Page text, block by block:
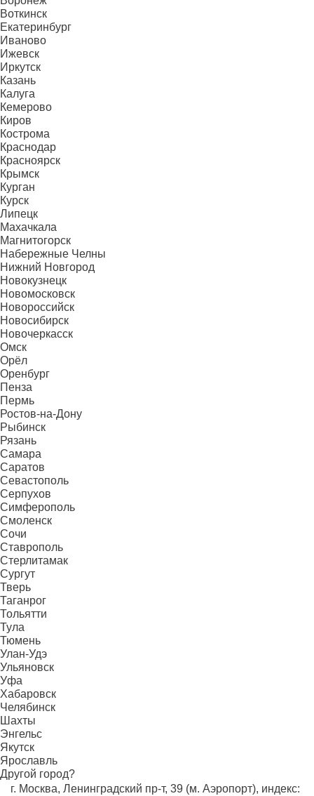
Воткинск
Екатеринбург
Иваново
Ижевск
Иркутск
Казань
Калуга
Кемерово
Киров
Кострома
Краснодар
Красноярск
Крымск
Курган
Курск
Липецк
Махачкала
Магнитогорск
Набережные Челны
Нижний Новгород
Новокузнецк
Новомосковск
Новороссийск
Новосибирск
Новочеркасск
Омск
Орёл
Оренбург
Пенза
Пермь
Ростов-на-Дону
Рыбинск
Рязань
Самара
Саратов
Севастополь
Серпухов
Симферополь
Смоленск
Сочи
Ставрополь
Стерлитамак
Сургут
Тверь
Таганрог
Тольятти
Тула
Тюмень
Улан-Удэ
Ульяновск
Уфа
Хабаровск
Челябинск
Шахты
Энгельс
Якутск
Ярославль
Другой город?
г. Москва, Ленинградский пр-т, 39 (м. Аэропорт), индекс: